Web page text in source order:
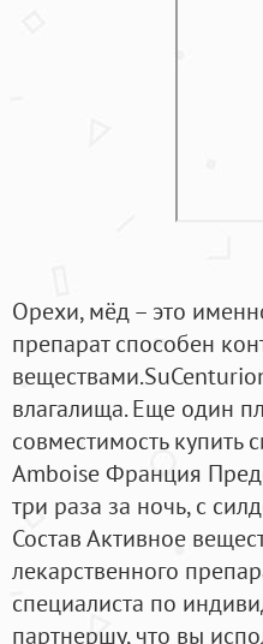
Орехи, мёд – это
препарат способен
влагалища. Еще один
совместимость купить
Amboise Франция
три раза за ночь, с
Состав Активное
лекарственного
специалиста по
партнершу, что вы